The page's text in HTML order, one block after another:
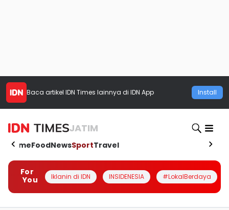
Baca artikel IDN Times lainnya di IDN App Install
JATIM
HomeFoodNewsSportTravel
For
You
Iklanin di IDN INSIDENESIA #LokalBerdaya